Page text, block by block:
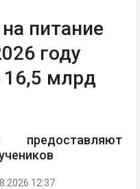
питание
году
16,5 млрд
предоставляют
12:37